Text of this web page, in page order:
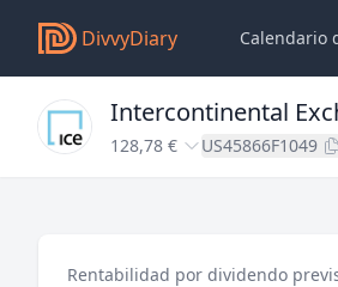
DivvyDiary Calendario
Intercontinental
128,78 € US45866F1049
Rentabilidad por dividendo